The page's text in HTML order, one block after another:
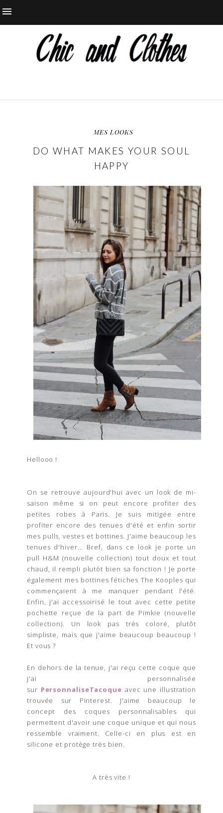
MES LOOKS
DO WHAT MAKES YOUR SOUL
HAPPY
Hellooo !
On se retrouve aujourd'hui avec un look de mi-
saison même si on peut encore profiter des
petites robes à Paris. Je suis mitigée entre
profiter encore des tenues d'été et enfin sortir
mes pulls, vestes et bottines. J'aime beaucoup les
tenues d'hiver... Bref, dans ce look je porte un
pull H&M (nouvelle collection) tout doux et tout
chaud, il rempli plutôt bien sa fonction ! Je porte
également mes bottines fétiches The Kooples qui
commençaient à me manquer pendant l'été.
Enfin, j'ai accessoirisé le tout avec cette petite
pochette reçue de la part de Pimkie (nouvelle
collection). Un look pas très coloré, plutôt
simpliste, mais que j'aime beaucoup beaucoup !
Et vous ?
En dehors de la tenue, j'ai reçu cette coque que
j'ai personnalisée
sur PersonnaliseTacoque avec une illustration
trouvée sur Pinterest. J'aime beaucoup le
concept des coques personnalisables qui
permettent d'avoir une coque unique et qui nous
ressemble vraiment. Celle-ci en plus est en
silicone et protège très bien.
A très vite !